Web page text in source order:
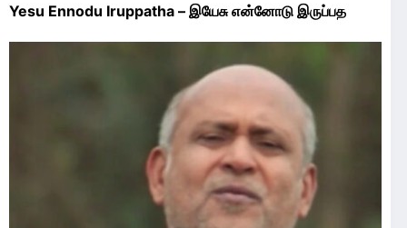
Yesu Ennodu Iruppatha – இயேசு என்னோடு இருப்பத